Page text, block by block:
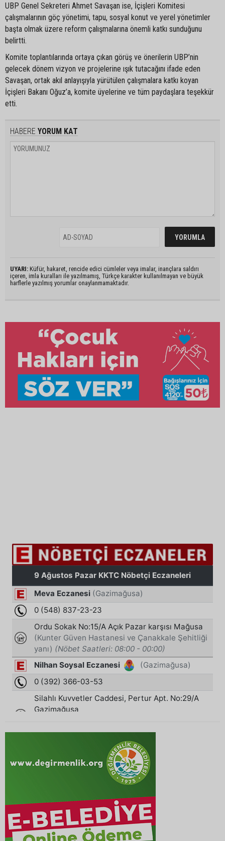
UBP Genel Sekreteri Ahmet Savaşan ise, İçişleri Komitesi
çalışmalarının göç yönetimi, tapu, sosyal konut ve yerel yönetimler
başta olmak üzere reform çalışmalarına önemli katkı sunduğunu
belirtti.
Komite toplantılarında ortaya çıkan görüş ve önerilerin UBP’nin
gelecek dönem vizyon ve projelerine ışık tutacağını ifade eden
Savaşan, ortak akıl anlayışıyla yürütülen çalışmalara katkı koyan
İçişleri Bakanı Oğuz’a, komite üyelerine ve tüm paydaşlara teşekkür
etti.
HABERE YORUM KAT
UYARI: Küfür, hakaret, rencide edici cümleler veya imalar, inançlara saldırı
içeren, imla kuralları ile yazılmamış, Türkçe karakter kullanılmayan ve büyük
harflerle yazılmış yorumlar onaylanmamaktadır.